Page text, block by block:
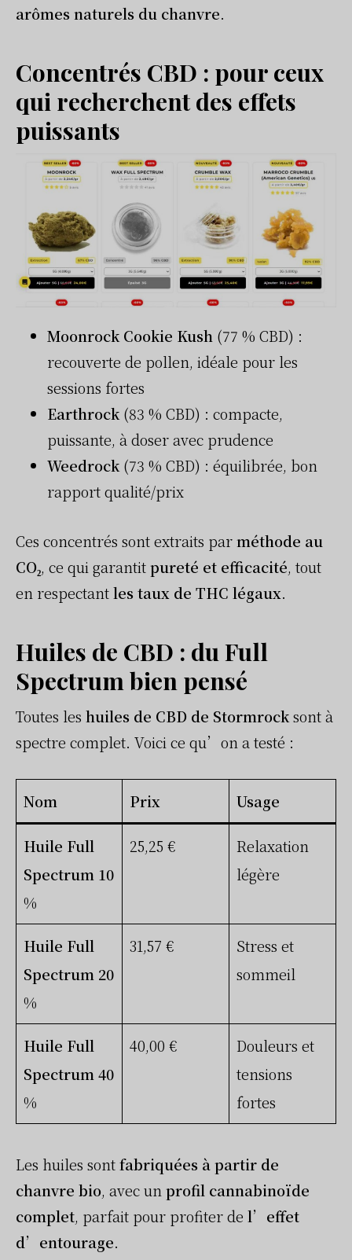
arômes naturels du chanvre.
Concentrés CBD : pour ceux
qui recherchent des effets
puissants
Moonrock Cookie Kush (77 % CBD) :
recouverte de pollen, idéale pour les
sessions fortes
Earthrock (83 % CBD) : compacte,
puissante, à doser avec prudence
Weedrock (73 % CBD) : équilibrée, bon
rapport qualité/prix
Ces concentrés sont extraits parméthode au
CO₂, ce qui garantitpureté et efficacité, tout
en respectantles taux de THC légaux.
Huiles de CBD : du Full
Spectrum bien pensé
Toutes les huiles de CBD de Stormrocksont à
spectre complet. Voici ce qu’on a testé :
Nom Prix Usage
Huile Full
Spectrum 10
%
25,25 €
Relaxation
légère
Huile Full
Spectrum 20
%
31,57 €
Stress et
sommeil
Huile Full
Spectrum 40
%
40,00 €
Douleurs et
tensions
fortes
Les huiles sontfabriquées à partir de
chanvre bio, avec un profil cannabinoïde
complet, parfait pour profiter de l’effet
d’entourage.